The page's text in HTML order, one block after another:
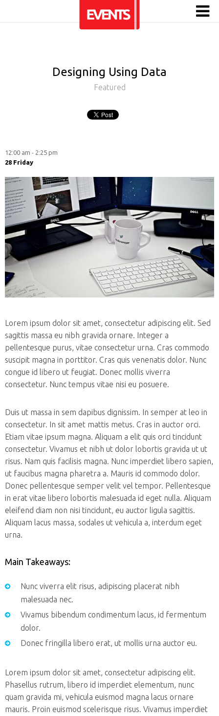
Designing Using Data
Featured
12:00 am - 2:25 pm
28 Friday
Lorem ipsum dolor sit amet, consectetur adipiscing elit. Sed
sagittis massa eu nibh gravida ornare. Integer a
pellentesque purus, vitae consectetur urna. Cras commodo
suscipit magna in porttitor. Cras quis venenatis dolor. Nunc
congue id libero ut feugiat. Donec mollis viverra
consectetur. Nunc tempus vitae nisi eu posuere.
Duis ut massa in sem dapibus dignissim. In semper at leo in
consectetur. In sit amet mattis metus. Cras in auctor orci.
Etiam vitae ipsum magna. Aliquam a elit quis orci tincidunt
consectetur. Vivamus et nibh ut dolor lobortis gravida ut ut
risus. Nam quis facilisis magna. Nunc imperdiet libero sapien,
ut faucibus magna pharetra a. Mauris id commodo dolor.
Donec pellentesque semper velit vel tempor. Pellentesque
in erat vitae libero lobortis malesuada id eget nulla. Aliquam
eleifend diam non nisi tincidunt, eu auctor ligula sagittis.
Aliquam lacus massa, sodales ut vehicula a, interdum eget
urna.
Main Takeaways:
Nunc viverra elit risus, adipiscing placerat nibh
malesuada nec.
Vivamus bibendum condimentum lacus, id fermentum
dolor.
Donec fringilla libero erat, ut mollis urna auctor eu.
Lorem ipsum dolor sit amet, consectetur adipiscing elit.
Phasellus rutrum, libero id imperdiet elementum, nunc
quam gravida mi, vehicula euismod magna lacus ornare
mauris. Proin euismod scelerisque risus. Vivamus imperdiet